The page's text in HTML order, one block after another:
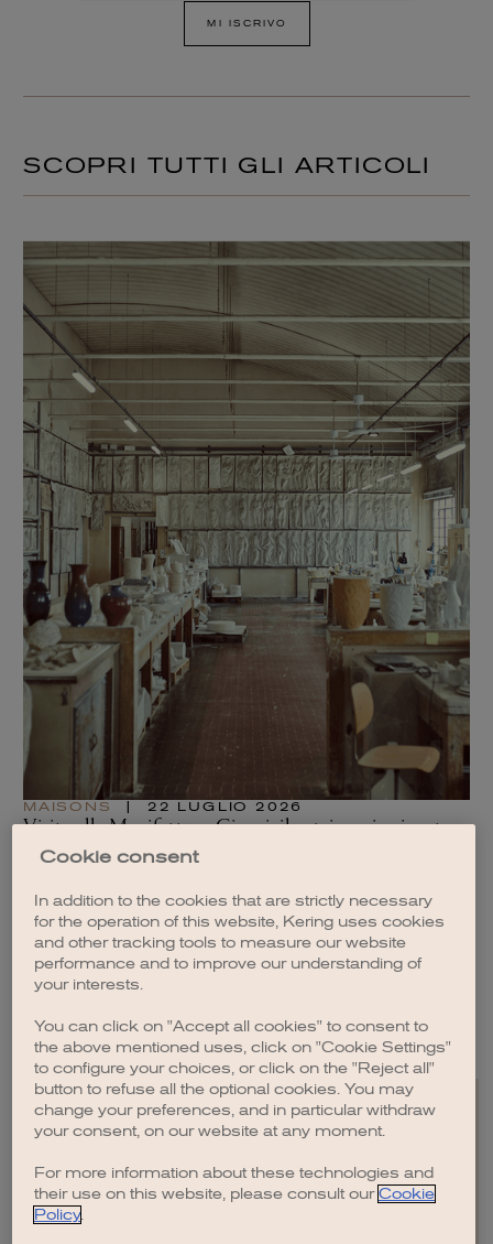
MI ISCRIVO
SCOPRI TUTTI GLI ARTICOLI
MAISONS | 22 LUGLIO 2026
Visita alla Manifattura Ginori: il patrimonio vivente
di Ginori 1735
Cookie consent
In addition to the cookies that are strictly necessary
for the operation of this website, Kering uses cookies
and other tracking tools to measure our website
performance and to improve our understanding of
your interests.
You can click on "Accept all cookies" to consent to
the above mentioned uses, click on "Cookie Settings"
to configure your choices, or click on the "Reject all"
button to refuse all the optional cookies. You may
change your preferences, and in particular withdraw
your consent, on our website at any moment.
For more information about these technologies and
their use on this website, please consult our Cookie
Policy.